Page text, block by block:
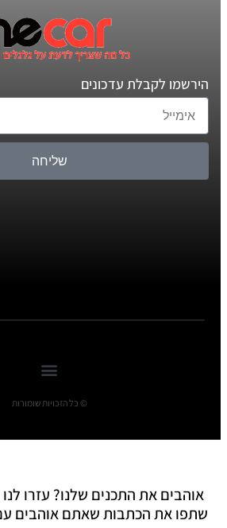
הירשמו לקבלת עדכונים
שליחה
© כל הזכויות שומורות
אוהבים את התכנים שלנו? עזרו לנו
שתפו את הכתבות שאתם אוהבים